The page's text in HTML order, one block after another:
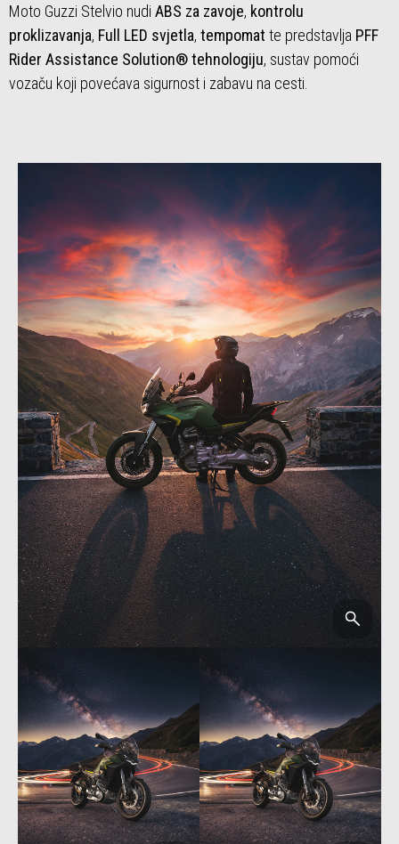
Moto Guzzi Stelvio nudi ABS za zavoje, kontrolu
proklizavanja, Full LED svjetla, tempomat te predstavlja PFF
Rider Assistance Solution® tehnologiju, sustav pomoći
vozaču koji povećava sigurnost i zabavu na cesti.